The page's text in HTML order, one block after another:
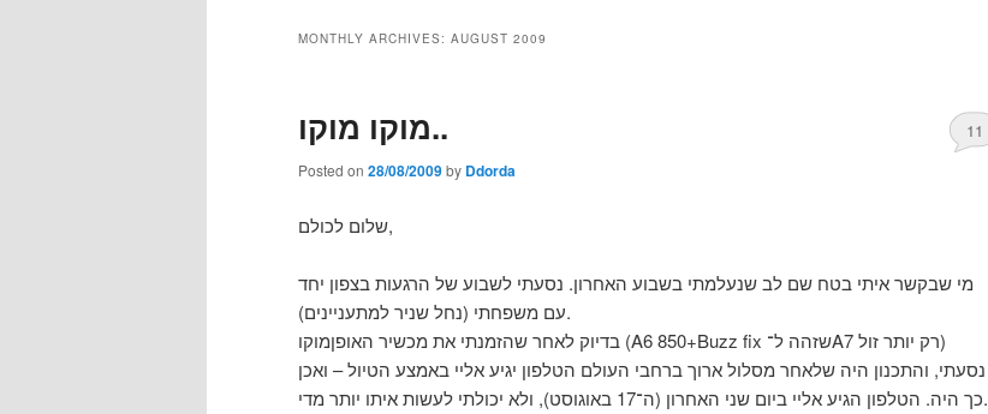
MONTHLY ARCHIVES: AUGUST 2009
מוקו מוקו..
Posted on 28/08/2009by Ddorda
11
שלום לכולם,
מי שבקשר איתי בטח שם לב שנעלמתי בשבוע האחרון. נסעתי לשבוע של הרגעות בצפון יחד
עם משפחתי (נחל שניר למתעניינים).
בדיוק לאחר שהזמנתי את מכשיר האופןמוקו (A6 850+Buzz fix שזהה ל־A7 רק יותר זול)
נסעתי, והתכנון היה שלאחר מסלול ארוך ברחבי העולם הטלפון יגיע אליי באמצע הטיול – ואכן
כך היה. הטלפון הגיע אליי ביום שני האחרון (ה־17 באוגוסט), ולא יכולתי לעשות איתו יותר מדי.